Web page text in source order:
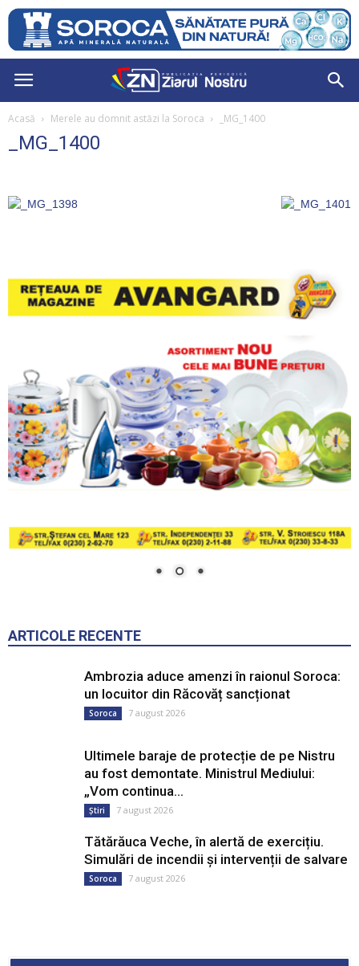
Acasă Merele au domnit astăzi la Soroca _MG_1400
_MG_1400
ARTICOLE RECENTE
Ambrozia aduce amenzi în raionul Soroca:
un locuitor din Răcovăț sancționat
Soroca 7 august 2026
Ultimele baraje de protecție de pe Nistru
au fost demontate. Ministrul Mediului:
„Vom continua...
Știri 7 august 2026
Tătărăuca Veche, în alertă de exercițiu.
Simulări de incendii și intervenții de salvare
Soroca 7 august 2026